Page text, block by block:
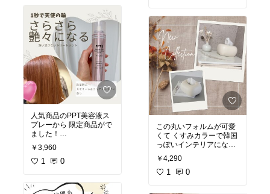
#オリジナル写真
#メイクキープ
#vim
#メイク崩れ防止
#マイクロミスト
#潤いチャージ
#おすすめ商品
#買って良かった物
#楽天room
人気商品のPPT美容液ス
プレーから 限定商品がで
ました！
カモミール&ウッディム
スクの香りでいい匂い♡
♡
り！
￥3,960
1 0
感もなく 消臭効果ありで
効果抜群だった！
かや袋の色が可愛くて 吊
り下げられて 半永久的に
使えるなんて
言う事なし！
#オリジナル写真
#湿気対策
#梅雨対策
#買って良かった物
#おすすめ商品
#楽天room
この丸いフォルムが可愛
くて くすみカラーで韓国
っぽいインテリアになる
ティッシュボックス
陶器なので しっかりして
るし 高みえします！
￥4,290
1 0